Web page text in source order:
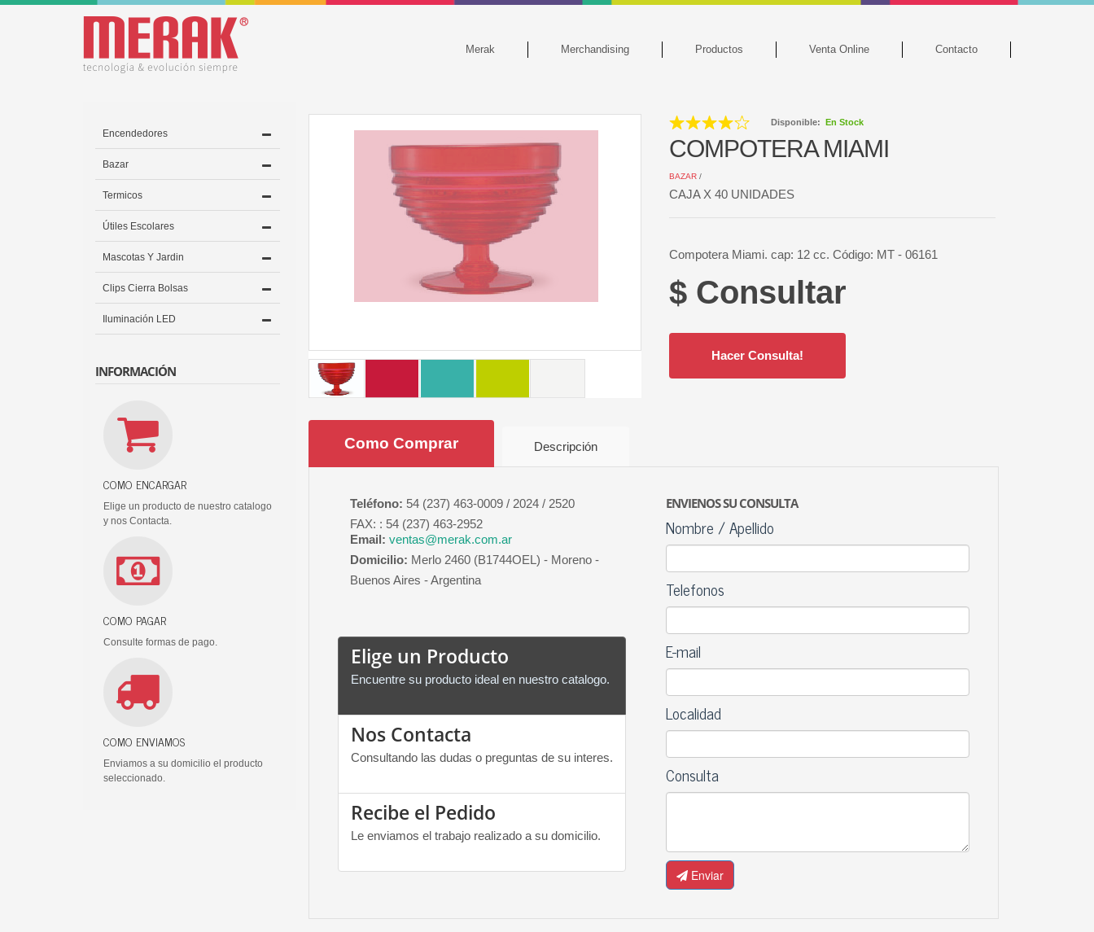
Merak Merchandising Productos Venta Online Contacto
Encendedores
Bazar
Termicos
Útiles Escolares
Mascotas Y Jardin
Clips Cierra Bolsas
Iluminación LED
INFORMACIÓN
COMO ENCARGAR
Elige un producto de nuestro catalogo
y nos Contacta.
COMO PAGAR
Consulte formas de pago.
COMO ENVIAMOS
Enviamos a su domicilio el producto
seleccionado.
Disponible: En Stock
COMPOTERA MIAMI
BAZAR /
CAJA X 40 UNIDADES
Compotera Miami. cap: 12 cc. Código: MT - 06161
$ Consultar
Hacer Consulta!
Como Comprar Descripción
Teléfono: 54 (237) 463-0009 / 2024 / 2520
FAX: : 54 (237) 463-2952
Email: ventas@merak.com.ar
Domicilio: Merlo 2460 (B1744OEL) - Moreno -
Buenos Aires - Argentina
Elige un Producto
Encuentre su producto ideal en nuestro catalogo.
Nos Contacta
Consultando las dudas o preguntas de su interes.
Recibe el Pedido
Le enviamos el trabajo realizado a su domicilio.
ENVIENOS SU CONSULTA
Nombre / Apellido
Telefonos
E-mail
Localidad
Consulta
Enviar